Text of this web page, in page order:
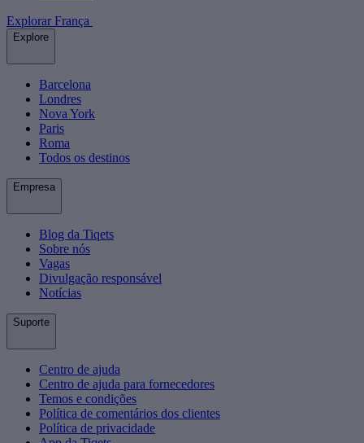
Explorar França
Explore
Barcelona
Londres
Nova York
Paris
Roma
Todos os destinos
Empresa
Blog da Tiqets
Sobre nós
Vagas
Divulgação responsável
Notícias
Suporte
Centro de ajuda
Centro de ajuda para fornecedores
Temos e condições
Política de comentários dos clientes
Política de privacidade